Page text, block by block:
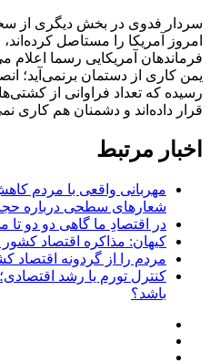
سردار فدوی در بخش دیگری از
امروز آمریکا را مستاصل
فرماندهان آمریکایی رسما اعلام
یمن کاری از دستمان برنمی‌آید؛
رسیده‌‌‌ که تعداد فراوانی از
قرار داده‌اند و دشمنان هم کاری
اخبار مرتبط
مهربانی واقعی با مردم
شعارهای سطحی درباره
در اقتصادِ ما گاهی دو دو تا
کیهان: مذاکره اقتصاد
مردم را از گردونه اقتصاد
کنترل تورم یا رشد
باشد؟